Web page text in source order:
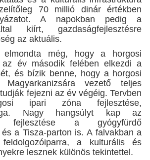
70 millió dinár értékben
A napokban pedig a
kiírt, gazdaságfejlesztésre
az aktuális.
elmondta még, hogy a horgosi
az év második felében elkezdi a
és bízik benne, hogy a horgosi
vezető teljes
fejezni az év végéig. Tervben
ipari zóna fejlesztése,
Nagy hangsúlyt kap az
fejlesztése a gyógyfürdő
a Tisza-parton is. A falvakban a
feldolgozóiparra, a kulturális és
lesznek különös tekintettel.